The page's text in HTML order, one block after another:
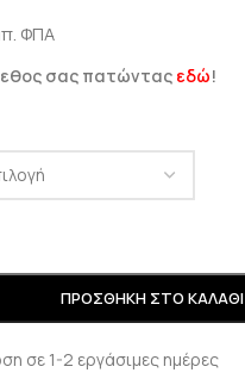
ΦΠΑ
σας πατώντας εδώ!
ΠΡΟΣΘΉΚΗ ΣΤΟ ΚΑΛΆΘΙ
σε 1-2 εργάσιμες ημέρες